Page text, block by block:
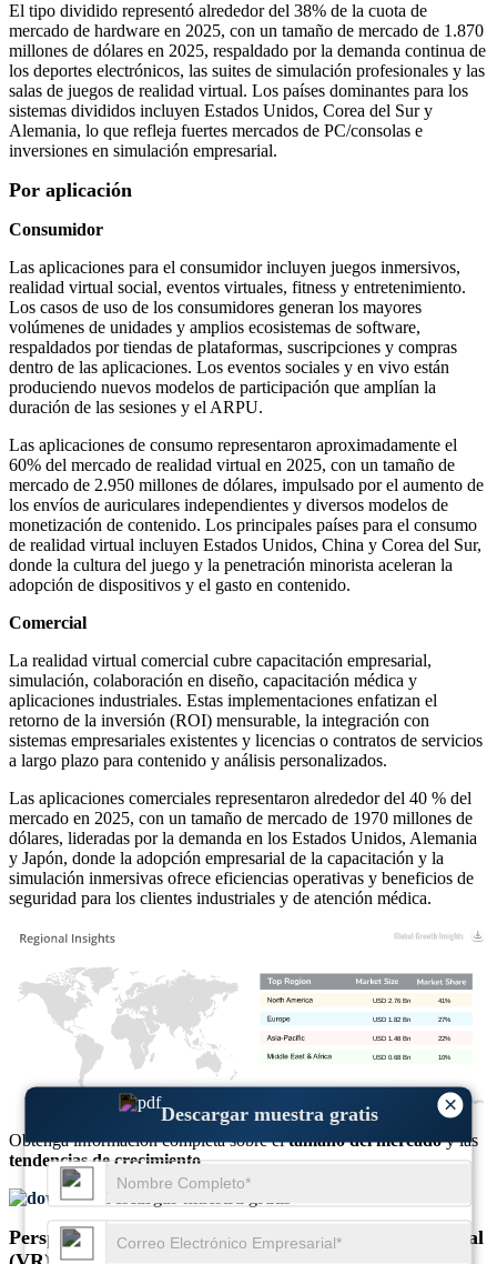
×
Descargar muestra gratis
El tipo dividido representó alrededor del 38% de la cuota de
mercado de hardware en 2025, con un tamaño de mercado de 1.870
millones de dólares en 2025, respaldado por la demanda continua de
los deportes electrónicos, las suites de simulación profesionales y las
salas de juegos de realidad virtual. Los países dominantes para los
sistemas divididos incluyen Estados Unidos, Corea del Sur y
Alemania, lo que refleja fuertes mercados de PC/consolas e
inversiones en simulación empresarial.
Por aplicación
Consumidor
Las aplicaciones para el consumidor incluyen juegos inmersivos,
realidad virtual social, eventos virtuales, fitness y entretenimiento.
Los casos de uso de los consumidores generan los mayores
volúmenes de unidades y amplios ecosistemas de software,
respaldados por tiendas de plataformas, suscripciones y compras
dentro de las aplicaciones. Los eventos sociales y en vivo están
produciendo nuevos modelos de participación que amplían la
duración de las sesiones y el ARPU.
Las aplicaciones de consumo representaron aproximadamente el
60% del mercado de realidad virtual en 2025, con un tamaño de
mercado de 2.950 millones de dólares, impulsado por el aumento de
los envíos de auriculares independientes y diversos modelos de
monetización de contenido. Los principales países para el consumo
de realidad virtual incluyen Estados Unidos, China y Corea del Sur,
donde la cultura del juego y la penetración minorista aceleran la
adopción de dispositivos y el gasto en contenido.
Comercial
La realidad virtual comercial cubre capacitación empresarial,
simulación, colaboración en diseño, capacitación médica y
aplicaciones industriales. Estas implementaciones enfatizan el
retorno de la inversión (ROI) mensurable, la integración con
sistemas empresariales existentes y licencias o contratos de servicios
a largo plazo para contenido y análisis personalizados.
Las aplicaciones comerciales representaron alrededor del 40 % del
mercado en 2025, con un tamaño de mercado de 1970 millones de
dólares, lideradas por la demanda en los Estados Unidos, Alemania
y Japón, donde la adopción empresarial de la capacitación y la
simulación inmersivas ofrece eficiencias operativas y beneficios de
seguridad para los clientes industriales y de atención médica.
10%
USD 0.68 Bn
22%
USD 1.48 Bn
27%
USD 1.82 Bn
41%
USD 2.76 Bn
Obtenga información completa sobre eltamaño del mercadoy las
tendencias de crecimiento
Descargar muestra gratis
Perspectivas regionales del mercado de realidad virtual